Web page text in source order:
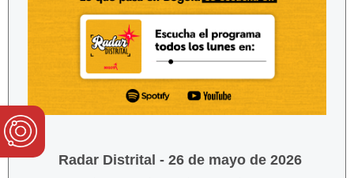
Radar Distrital - 26 de mayo de 2026